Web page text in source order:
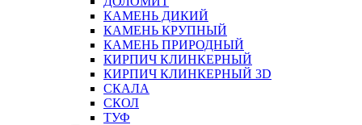
КАМЕНЬ ДИКИЙ
КАМЕНЬ КРУПНЫЙ
КАМЕНЬ ПРИРОДНЫЙ
КИРПИЧ КЛИНКЕРНЫЙ
КИРПИЧ КЛИНКЕРНЫЙ 3D
СКАЛА
СКОЛ
ТУФ